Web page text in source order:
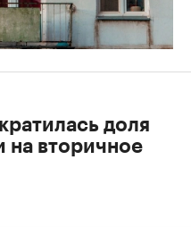
доля
на вторичное